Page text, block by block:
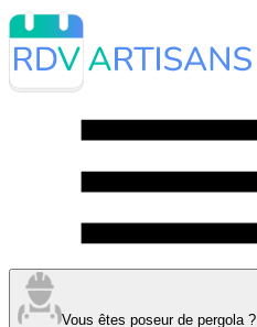
Vous êtes poseur de pergola ?